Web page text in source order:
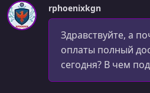
rphoenixkgn
Здравствуйте, а
оплаты полный
сегодня? В чем